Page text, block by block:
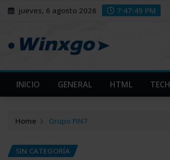
Skip jueves, 6 agosto 2026 7:47:50 PM
INICIO GENERAL HTML TECH
Home Grupo FIN7
SIN CATEGORÍA
modal-check
modal-check